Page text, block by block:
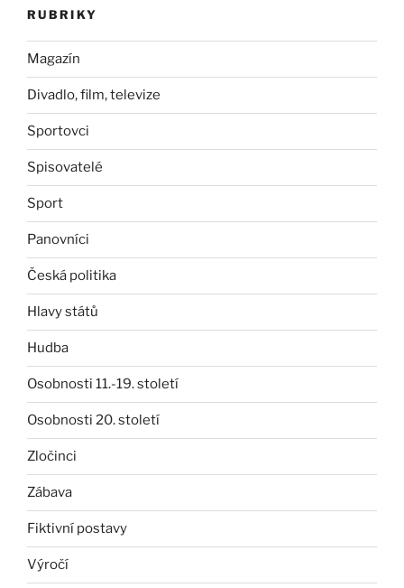
RUBRIKY
Magazín
Divadlo, film, televize
Sportovci
Spisovatelé
Sport
Panovníci
Česká politika
Hlavy států
Hudba
Osobnosti 11.-19. století
Osobnosti 20. století
Zločinci
Zábava
Fiktivní postavy
Výročí